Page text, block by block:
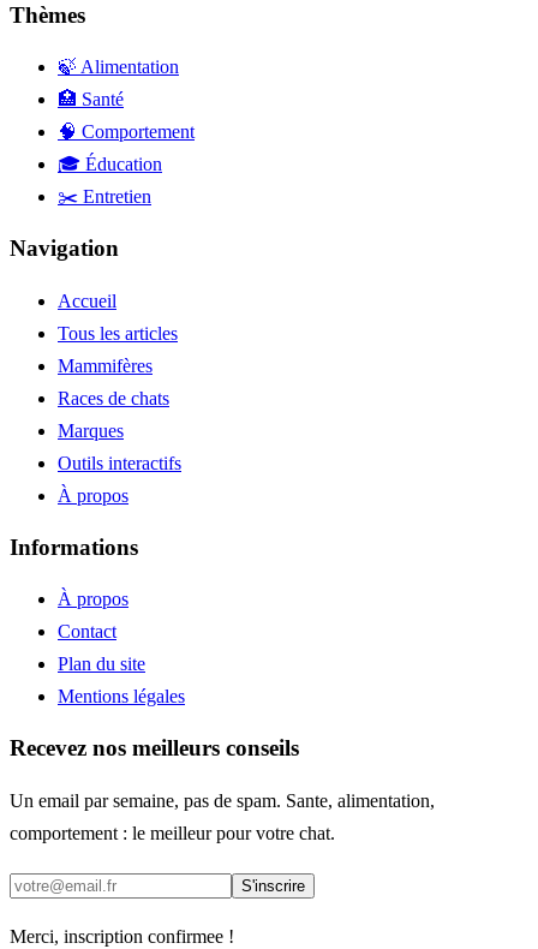
Thèmes
🍃 Alimentation
🏥 Santé
🧠 Comportement
🎓 Éducation
✂️ Entretien
Navigation
Accueil
Tous les articles
Mammifères
Races de chats
Marques
Outils interactifs
À propos
Informations
À propos
Contact
Plan du site
Mentions légales
Recevez nos meilleurs conseils
Un email par semaine, pas de spam. Sante, alimentation,
comportement : le meilleur pour votre chat.
S'inscrire
Merci, inscription confirmee !